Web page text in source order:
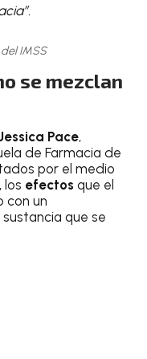
IMSS
se mezclan
Pace,
de Farmacia de
por el medio
, los efectos que el
con un
que se